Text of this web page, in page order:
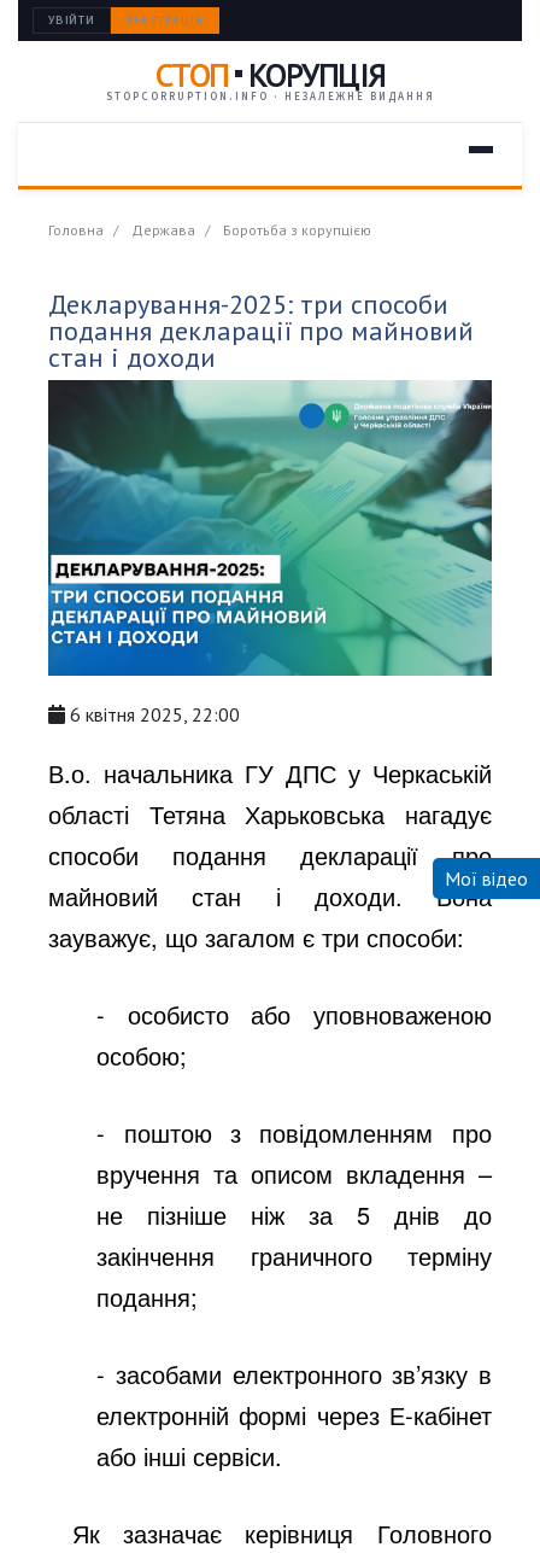
УВІЙТИ РЕЄСТРАЦІЯ
СТОП КОРУПЦІЯ
STOPCORRUPTION.INFO · НЕЗАЛЕЖНЕ ВИДАННЯ
Головна Держава Боротьба з корупцією
Декларування-2025: три способи
подання декларації про майновий
стан і доходи
6 квітня 2025, 22:00
В.о. начальника ГУ ДПС у Черкаській
області Тетяна Харьковська нагадує
способи подання декларації про
майновий стан і доходи. Вона
зауважує, що загалом є три способи:
- особисто або уповноваженою
особою;
- поштою з повідомленням про
вручення та описом вкладення –
не пізніше ніж за 5 днів до
закінчення граничного терміну
подання;
- засобами електронного зв’язку в
електронній формі через Е-кабінет
або інші сервіси.
Як зазначає керівниця Головного
Мої відео